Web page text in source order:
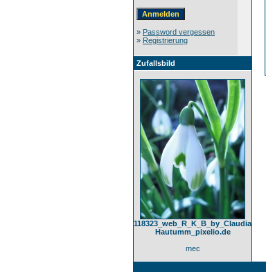
» Password vergessen
» Registrierung
Zufallsbild
118323_web_R_K_B_by_Claudia
Hautumm_pixelio.de
mec